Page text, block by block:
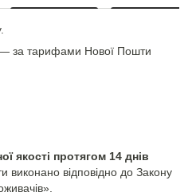
за тарифами Нової Пошти
якості протягом 14 днів
виконано відповідно до Закону